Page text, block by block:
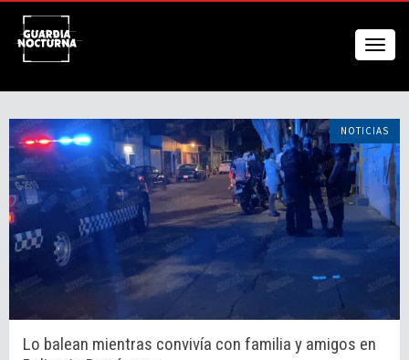
NOTICIAS
Lo balean mientras convivía con familia y amigos en